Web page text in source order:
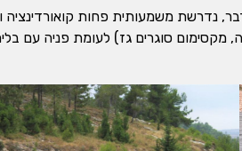
נדרשת משמעותית פחות קואורדינציה
מקסימום סוגרים גז) לעומת פניה עם